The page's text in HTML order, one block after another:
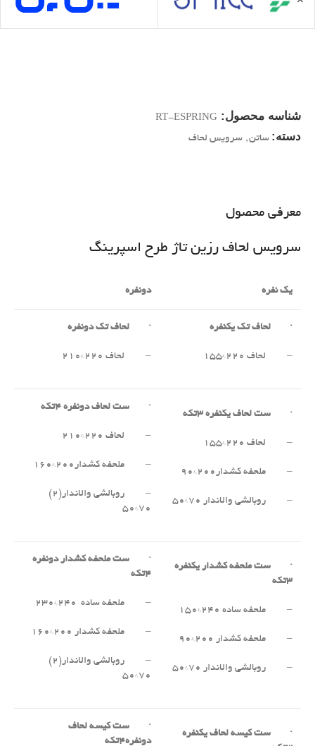
معرفی محصول
سرویس لحاف رزین تاژ طرح اسپرینگ
یک نفره دونفره
· لحاف تک یکنفره
– لحاف ۲۲۰*۱۵۵
· لحاف تک دونفره
– لحاف ۲۲۰*۲۱۰
· ست لحاف یکنفره ۳تکه
– لحاف ۲۲۰*۱۵۵
– ملحفه کشدار۲۰۰*۹۰
– روبالشی والاندار ۷۰*۵۰
· ست لحاف دونفره ۴تکه
– لحاف ۲۲۰*۲۱۰
– ملحفه کشدار۲۰۰*۱۶۰
– روبالشی والاندار(۲)
۷۰*۵۰
· ست ملحفه کشدار یکنفره
۳تکه
– ملحفه ساده ۲۴۰*۱۵۰
– ملحفه کشدار ۲۰۰*۹۰
– روبالشی والاندار ۷۰*۵۰
· ست ملحفه کشدار دونفره
۴تکه
– ملحفه ساده ۲۴۰*۲۳۰
– ملحفه کشدار ۲۰۰*۱۶۰
– روبالشی والاندار(۲)
۷۰*۵۰
· ست کیسه لحاف یکنفره
· ست کیسه لحاف
دونفره۴تکه
شناسه محصول: RT-ESPRING
دسته: ساتن, سرویس لحاف